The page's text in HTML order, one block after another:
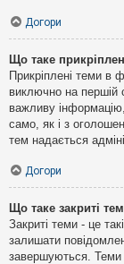
Догори
Що таке
Прикріплені теми в
виключно на першій
важливу
само, як і з
тем надається
Догори
Що таке закриті
Закриті теми - це
залишати
завершуються. Теми